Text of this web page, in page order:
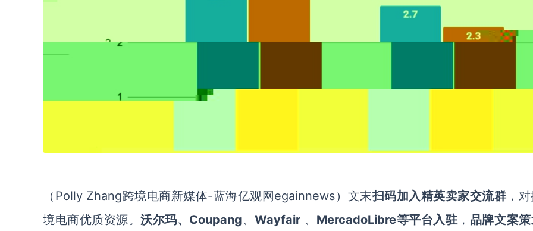
（ Polly Zhang跨境电商新媒体-蓝海亿观网egainnews）文末扫码加入精英卖家交流群 ，
境电商优质资源。沃尔玛、 Coupang、Wayfair 、 MercadoLibre等平台入驻 ， 品牌文案策